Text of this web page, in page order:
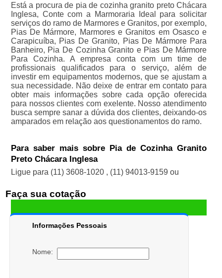
Está a procura de pia de cozinha granito preto Chácara
Inglesa, Conte com a Marmoraria Ideal para solicitar
serviços do ramo de Marmores e Granitos, por exemplo,
Pias De Mármore, Marmores e Granitos em Osasco e
Carapicuíba, Pias De Granito, Pias De Mármore Para
Banheiro, Pia De Cozinha Granito e Pias De Mármore
Para Cozinha. A empresa conta com um time de
profissionais qualificados para o serviço, além de
investir em equipamentos modernos, que se ajustam a
sua necessidade. Não deixe de entrar em contato para
obter mais informações sobre cada opção oferecida
para nossos clientes com exelente. Nosso atendimento
busca sempre sanar a dúvida dos clientes, deixando-os
amparados em relação aos questionamentos do ramo.
Para saber mais sobre Pia de Cozinha Granito
Preto Chácara Inglesa
Ligue para (11) 3608-1020 , (11) 94013-9159 ou
Faça sua cotação
Informações Pessoais
Nome: